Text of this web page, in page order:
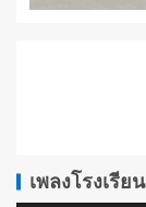
เพลงโรงเรียน